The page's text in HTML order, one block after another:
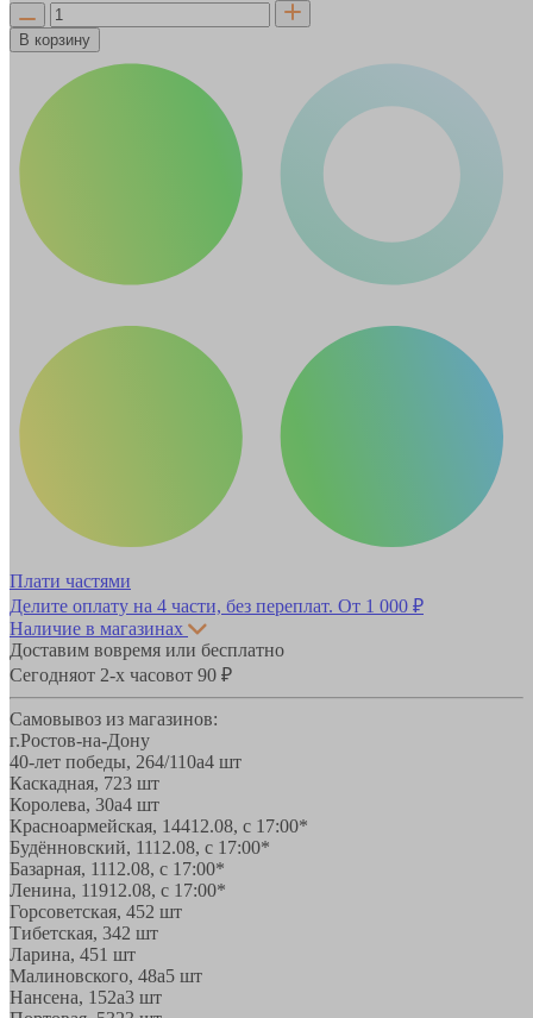
В корзину
Плати частями
Делите оплату на 4 части, без переплат. От 1 000 ₽
Наличие в магазинах
Доставим вовремя или бесплатно
Сегодняот 2-х часовот 90 ₽
Самовывоз из магазинов:
г.Ростов-на-Дону
40-лет победы, 264/110а4 шт
Каскадная, 723 шт
Королева, 30а4 шт
Красноармейская, 14412.08, с 17:00*
Будённовский, 1112.08, с 17:00*
Базарная, 1112.08, с 17:00*
Ленина, 11912.08, с 17:00*
Горсоветская, 452 шт
Тибетская, 342 шт
Ларина, 451 шт
Малиновского, 48а5 шт
Нансена, 152а3 шт